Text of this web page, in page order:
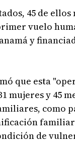
45 de ellos
vuelo
y
que esta
mujeres y 45
como
de